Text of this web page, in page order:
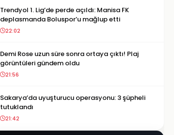
Trendyol 1. Lig’de perde açıldı: Manisa FK
deplasmanda Boluspor’u mağlup etti
22:02
Demi Rose uzun süre sonra ortaya çıktı! Plaj
görüntüleri gündem oldu
21:56
Sakarya’da uyuşturucu operasyonu: 3 şüpheli
tutuklandı
21:42